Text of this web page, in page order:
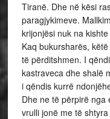
Tiranë. Dhe në kësi
paragjykimeve.
krijonjësi nuk na
Kaq bukursharës,
të përditshmen. I
kastraveca dhe shalë
i qëndis kurrë
Dhe ne të përpirë nga
vrulli jonë me të